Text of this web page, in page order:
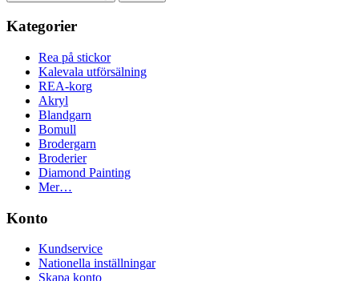
Kategorier
Rea på stickor
Kalevala utförsälning
REA-korg
Akryl
Blandgarn
Bomull
Brodergarn
Broderier
Diamond Painting
Mer…
Konto
Kundservice
Nationella inställningar
Skapa konto